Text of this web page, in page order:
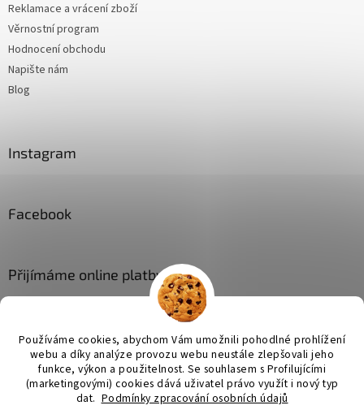
Používáme cookies, abychom Vám umožnili pohodlné prohlížení
webu a díky analýze provozu webu neustále zlepšovali jeho
funkce, výkon a použitelnost. Se souhlasem s Profilujícími
(marketingovými) cookies dává uživatel právo využít i nový typ
dat. Podmínky zpracování osobních údajů
Reklamace a vrácení zboží
Věrnostní program
Hodnocení obchodu
Napište nám
Blog
Instagram
Facebook
Přijímáme online platby
Vytvořil Shoptet